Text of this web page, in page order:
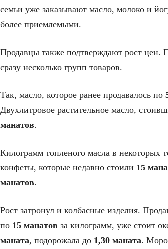
семьи уже заказывают масло, молоко и
более приемлемыми.
Продавцы также подтверждают рост цен.
сразу несколько групп товаров.
Так, масло, которое ранее продавалось по
Двухлитровое растительное масло,
манатов.
Килограмм топленого масла в некоторых
конфеты, которые недавно стоили 15
манатов.
Рост затронул и колбасные изделия.
по 15 манатов за килограмм, уже стоит
маната, подорожала до 1,30 маната.